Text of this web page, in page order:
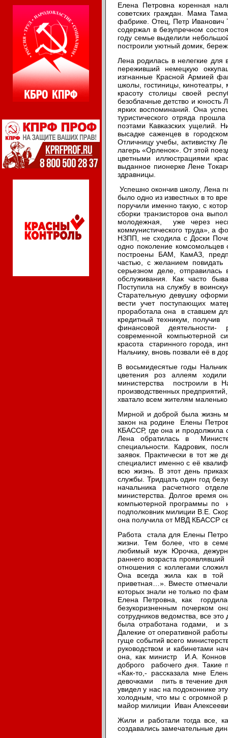
Елена Петровна коренная
советских граждан. Мама
фабрике. Отец, Петр Иванович
содержал в безупречном
году семье выделили
построили уютный домик,
Лена родилась в нелегкие для
переживший немецкую
изгнанные Красной Армией
школы, гостиницы,
красоту столицы своей
безоблачные детство и юность
ярких воспоминаний. Она
туристического отряда
поэтами Кавказских ущелий.
высадке саженцев в
Отличницу учебы, активистку
лагерь «Орленок». От этой
цветными иллюстрациями
выданное пионерке Лене
здравницы.
Успешно окончив школу, Лена
было одно из известных в то
поручили именно такую, с
сборки транзисторов она
молодежная, уже через
коммунистического труда», а
НЗПП, не сходила с Доски
одно поколение
построены БАМ, КамАЗ,
частью, с желанием
серьезном деле, отправилась
обслуживания. Как часто
Поступила на службу в
Старательную девушку
вести учет поступающих
проработала она в ставшем
кредитный техникум,
финансовой
современной компьютерной
красота старинного города,
Нальчику, вновь позвали её в
В восьмидесятые годы
цветения роз аллеям
министерства построили в
производственных
хватало всем жителям
Мирной и доброй была жизнь
закон на родине Елены
КБАССР, где она и продолжила
Лена обратилась в
специальности. Кадровик,
заявок. Практически в тот же
специалист именно с её
всю жизнь. В этот день
службы. Тридцать один год
начальника расчетного
министерства. Долгое время
компьютерной программы по
подполковник милиции В.Е.
она получила от МВД КБАССР
Работа стала для Елены
жизни. Тем более, что в
любимый муж Юрочка,
раннего возраста
отношения с коллегами
Она всегда жила как в той
приветная…». Вместе
которых знали не только по
Елена Петровна, как
безукоризненным почерком
сотрудников ведомства, все
была отработана годами, и
Далекие от оперативной
гуще событий всего
руководством и кабинетами
она, как министр И.А. Коннов
доброго рабочего дня.
«Как-то,- рассказала мне
девочками пить в течение
увидел у нас на подоконнике
холодным, что мы с огромной
майор милиции Иван
Жили и работали тогда все,
создавались замечательные